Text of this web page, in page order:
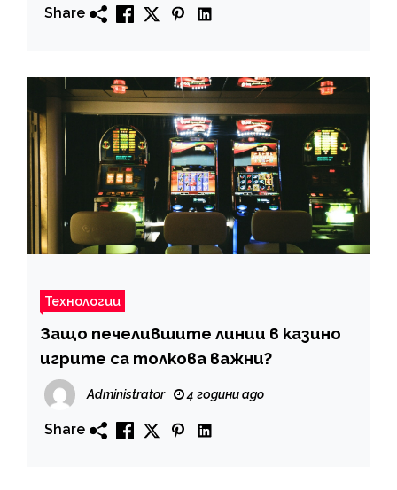
Share
Технологии
Защо печелившите линии в казино
игрите са толкова важни?
Administrator 4 години ago
Share